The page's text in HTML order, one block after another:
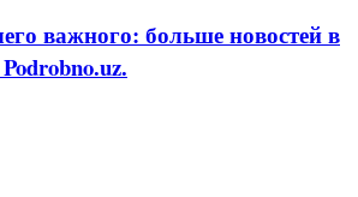
важного: больше новостей в